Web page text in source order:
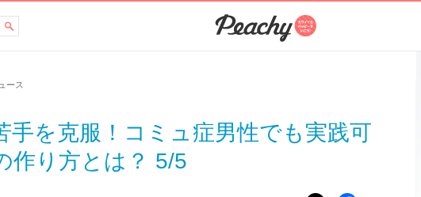
ース
手を克服！コミュ症男性でも実践可
作り方とは？ 5/5